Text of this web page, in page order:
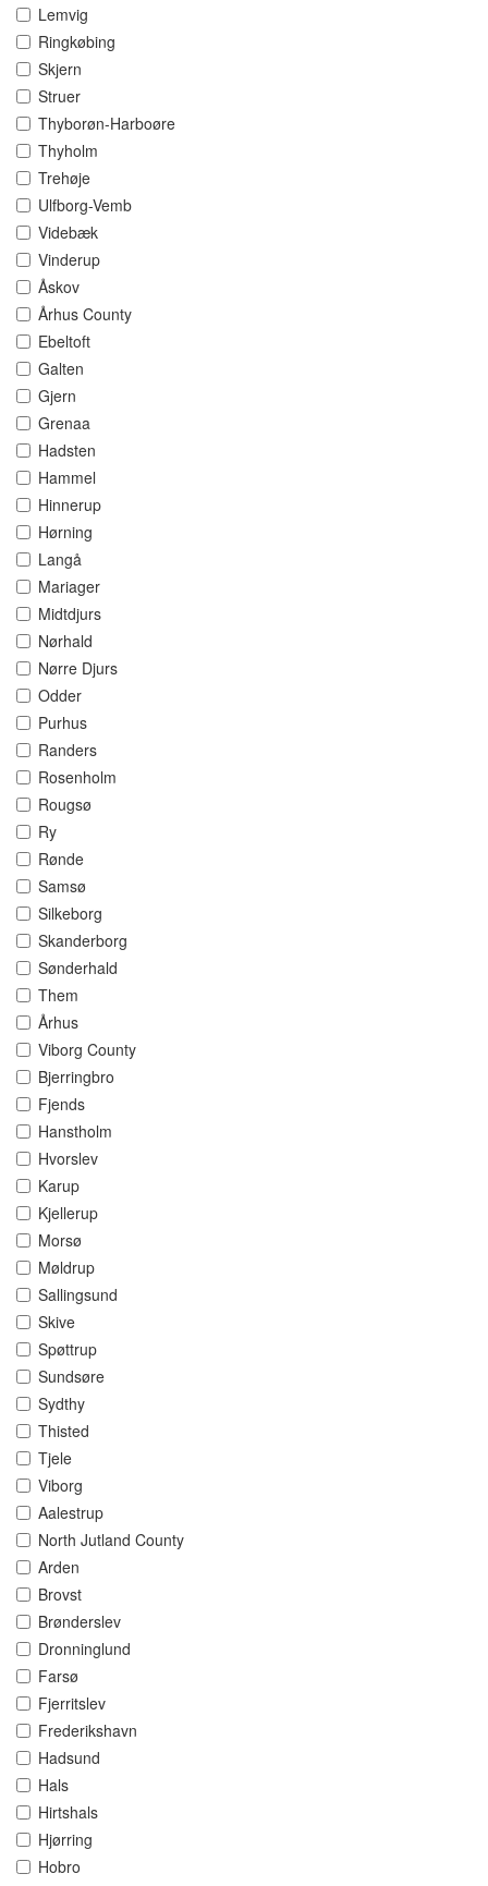
Lemvig
Ringkøbing
Skjern
Struer
Thyborøn-Harboøre
Thyholm
Trehøje
Ulfborg-Vemb
Videbæk
Vinderup
Åskov
Århus County
Ebeltoft
Galten
Gjern
Grenaa
Hadsten
Hammel
Hinnerup
Hørning
Langå
Mariager
Midtdjurs
Nørhald
Nørre Djurs
Odder
Purhus
Randers
Rosenholm
Rougsø
Ry
Rønde
Samsø
Silkeborg
Skanderborg
Sønderhald
Them
Århus
Viborg County
Bjerringbro
Fjends
Hanstholm
Hvorslev
Karup
Kjellerup
Morsø
Møldrup
Sallingsund
Skive
Spøttrup
Sundsøre
Sydthy
Thisted
Tjele
Viborg
Aalestrup
North Jutland County
Arden
Brovst
Brønderslev
Dronninglund
Farsø
Fjerritslev
Frederikshavn
Hadsund
Hals
Hirtshals
Hjørring
Hobro